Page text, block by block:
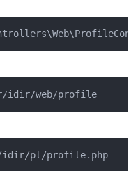
\Web\
idir/web/profile
idir/pl/profile.php